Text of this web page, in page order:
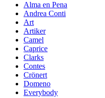
Alma en Pena
Andrea Conti
Art
Artiker
Camel
Caprice
Clarks
Contes
Crönert
Domeno
Everybody